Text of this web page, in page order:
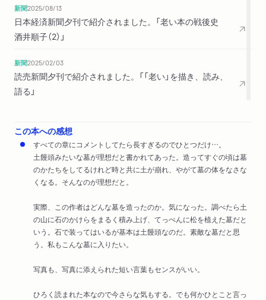
新聞2025/08/13
日本経済新聞夕刊で紹介されました。「老い本の戦後史
酒井順子（2）」
新聞2025/02/03
読売新聞夕刊で紹介されました。「「老い」を描き、読み、
語る」
この本への感想
すべての章にコメントしてたら長すぎるのでひとつだけ…。
土饅頭みたいな墓が理想だと書かれてあった。造ってすぐの頃は墓
のかたちをしてるけれど時と共に土が崩れ、やがて墓の体をなさな
くなる。そんなのが理想だと。
実際、この作者はどんな墓を造ったのか。気になった。調べたら土
の山に石のかけらをまるく積み上げ、てっぺんに松を植えた墓だと
いう。石で装ってはいるが基本は土饅頭なのだ。素敵な墓だと思
う。私もこんな墓に入りたい。
写真も、写真に添えられた短い言葉もセンスがいい。
ひろく読まれた本なので今さらな気もする。でも何かひとこと言っ